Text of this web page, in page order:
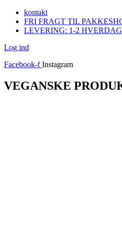
Videre
indhold
kontakt
FRI FRAGT TIL
LEVERING: 1-2
Log ind
Facebook-f Instagram
VEGANSKE